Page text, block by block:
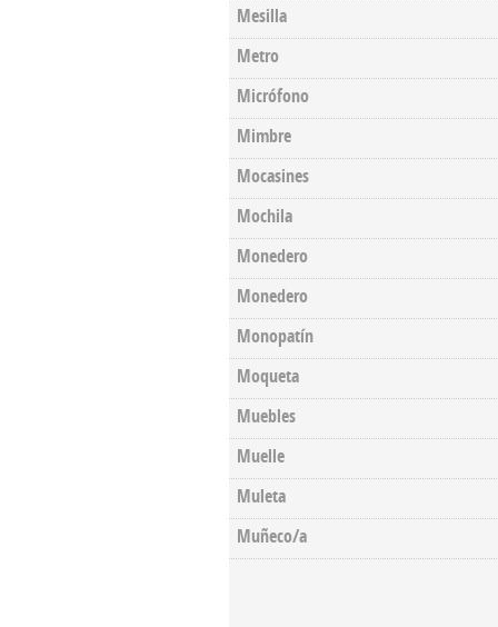
Mesilla
Metro
Micrófono
Mimbre
Mocasines
Mochila
Monedero
Monedero
Monopatín
Moqueta
Muebles
Muelle
Muleta
Muñeco/a